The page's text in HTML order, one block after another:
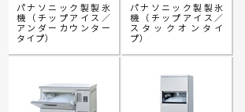
パナソニック製製氷
機（チップアイス／
アンダーカウンター
タイプ）
パナソニック製製氷
機（チップアイス／
スタックオンタイ
プ）